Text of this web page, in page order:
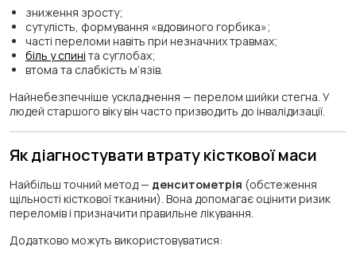
зниження зросту;
сутулість, формування «вдовиного горбика»;
часті переломи навіть при незначних травмах;
біль у спині та суглобах;
втома та слабкість м’язів.
Найнебезпечніше ускладнення — перелом шийки стегна. У
людей старшого віку він часто призводить до інвалідизації.
Як діагностувати втрату кісткової маси
Найбільш точний метод — денситометрія (обстеження
щільності кісткової тканини). Вона допомагає оцінити ризик
переломів і призначити правильне лікування.
Додатково можуть використовуватися: